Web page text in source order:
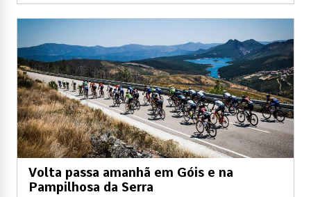
Volta passa amanhã em Góis e na
Pampilhosa da Serra